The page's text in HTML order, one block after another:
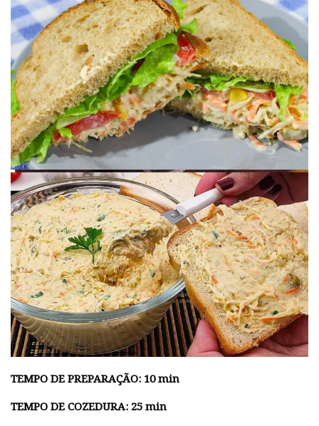
TEMPO DE PREPARAÇÃO: 10 min
TEMPO DE COZEDURA: 25 min